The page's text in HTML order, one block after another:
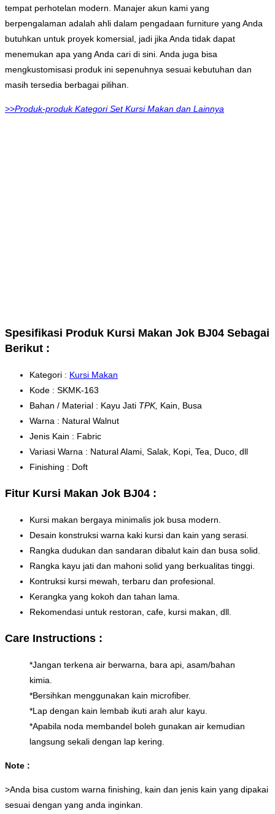
tempat perhotelan modern. Manajer akun kami yang
berpengalaman adalah ahli dalam pengadaan furniture yang Anda
butuhkan untuk proyek komersial, jadi jika Anda tidak dapat
menemukan apa yang Anda cari di sini. Anda juga bisa
mengkustomisasi produk ini sepenuhnya sesuai kebutuhan dan
masih tersedia berbagai pilihan.
>>Produk-produk Kategori Set Kursi Makan dan Lainnya
Spesifikasi Produk Kursi Makan Jok BJ04 Sebagai
Berikut :
Kategori : Kursi Makan
Kode : SKMK-163
Bahan / Material : Kayu Jati TPK, Kain, Busa
Warna : Natural Walnut
Jenis Kain : Fabric
Variasi Warna : Natural Alami, Salak, Kopi, Tea, Duco, dll
Finishing : Doft
Fitur Kursi Makan Jok BJ04 :
Kursi makan bergaya minimalis jok busa modern.
Desain konstruksi warna kaki kursi dan kain yang serasi.
Rangka dudukan dan sandaran dibalut kain dan busa solid.
Rangka kayu jati dan mahoni solid yang berkualitas tinggi.
Kontruksi kursi mewah, terbaru dan profesional.
Kerangka yang kokoh dan tahan lama.
Rekomendasi untuk restoran, cafe, kursi makan, dll.
Care Instructions :
*Jangan terkena air berwarna, bara api, asam/bahan
kimia.
*Bersihkan menggunakan kain microfiber.
*Lap dengan kain lembab ikuti arah alur kayu.
*Apabila noda membandel boleh gunakan air kemudian
langsung sekali dengan lap kering.
Note :
>Anda bisa custom warna finishing, kain dan jenis kain yang dipakai
sesuai dengan yang anda inginkan.